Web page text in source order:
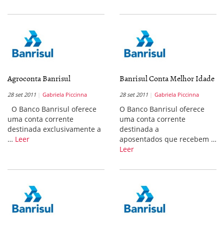
Agroconta Banrisul
28 set 2011 Gabriela Piccinna
O Banco Banrisul oferece
uma conta corrente
destinada exclusivamente a
… Leer
Banrisul Conta Melhor Idade
28 set 2011 Gabriela Piccinna
O Banco Banrisul oferece
uma conta corrente
destinada a
aposentados que recebem …
Leer